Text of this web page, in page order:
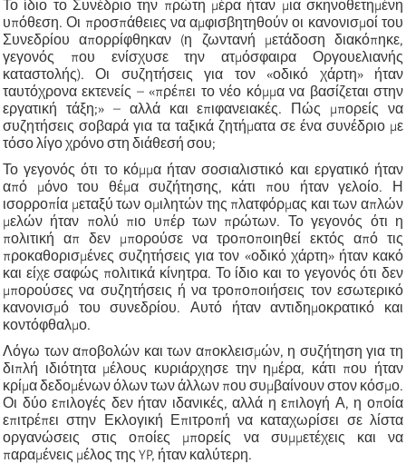
Το ίδιο το Συνέδριο την πρώτη μέρα ήταν μια σκηνοθετημένη
υπόθεση. Οι προσπάθειες να αμφισβητηθούν οι κανονισμοί του
Συνεδρίου απορρίφθηκαν (η ζωντανή μετάδοση διακόπηκε,
γεγονός που ενίσχυσε την ατμόσφαιρα Οργουελιανής
καταστολής). Οι συζητήσεις για τον «οδικό χάρτη» ήταν
ταυτόχρονα εκτενείς – «πρέπει το νέο κόμμα να βασίζεται στην
εργατική τάξη;» – αλλά και επιφανειακές. Πώς μπορείς να
συζητήσεις σοβαρά για τα ταξικά ζητήματα σε ένα συνέδριο με
τόσο λίγο χρόνο στη διάθεσή σου;
Το γεγονός ότι το κόμμα ήταν σοσιαλιστικό και εργατικό ήταν
από μόνο του θέμα συζήτησης, κάτι που ήταν γελοίο. Η
ισορροπία μεταξύ των ομιλητών της πλατφόρμας και των απλών
μελών ήταν πολύ πιο υπέρ των πρώτων. Το γεγονός ότι η
πολιτική απ δεν μπορούσε να τροποποιηθεί εκτός από τις
προκαθορισμένες συζητήσεις για τον «οδικό χάρτη» ήταν κακό
και είχε σαφώς πολιτικά κίνητρα. Το ίδιο και το γεγονός ότι δεν
μπορούσες να συζητήσεις ή να τροποποιήσεις τον εσωτερικό
κανονισμό του συνεδρίου. Αυτό ήταν αντιδημοκρατικό και
κοντόφθαλμο.
Λόγω των αποβολών και των αποκλεισμών, η συζήτηση για τη
διπλή ιδιότητα μέλους κυριάρχησε την ημέρα, κάτι που ήταν
κρίμα δεδομένων όλων των άλλων που συμβαίνουν στον κόσμο.
Οι δύο επιλογές δεν ήταν ιδανικές, αλλά η επιλογή Α, η οποία
επιτρέπει στην Εκλογική Επιτροπή να καταχωρίσει σε λίστα
οργανώσεις στις οποίες μπορείς να συμμετέχεις και να
παραμένεις μέλος της YP, ήταν καλύτερη.